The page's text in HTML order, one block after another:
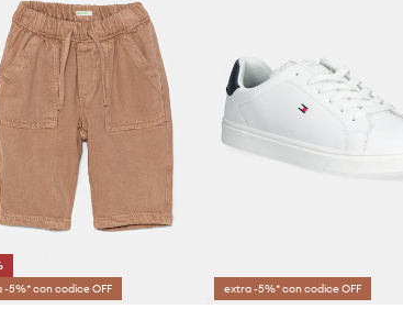
-5%* con codice OFF
extra -5%* con codice OFF